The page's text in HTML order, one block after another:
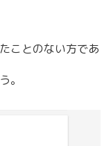
ことのない方であ
。